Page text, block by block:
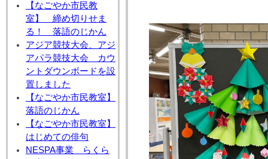
【なごやか市民教
室】 締め切りせま
る！ 落語のじかん
アジア競技大会、アジ
アパラ競技大会 カウ
ントダウンボードを設
置しました
【なごやか市民教室】
落語のじかん
【なごやか市民教室】
はじめての俳句
NESPA事業 らくら